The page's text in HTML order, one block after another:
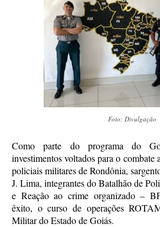
Foto: Divulgação
Como parte do programa do
investimentos voltados para o combate
policiais militares de Rondônia,
J. Lima, integrantes do Batalhão de
e Reação ao crime organizado –
êxito, o curso de operações
Militar do Estado de Goiás.